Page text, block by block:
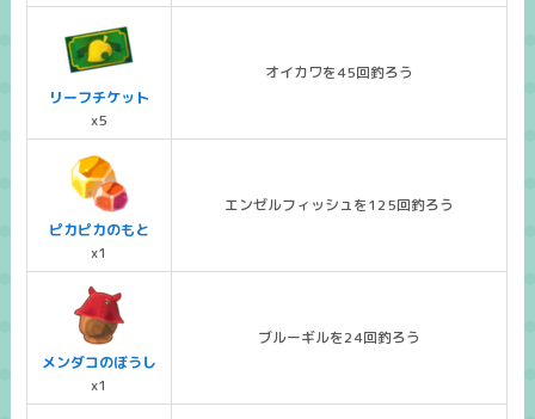
リーフチケット
x5
オイカワを45回釣ろう
ピカピカのもと
x1
エンゼルフィッシュを125回釣ろう
メンダコのぼうし
x1
ブルーギルを24回釣ろう